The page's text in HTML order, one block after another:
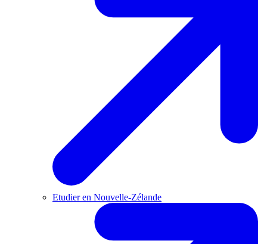
Etudier en Nouvelle-Zélande